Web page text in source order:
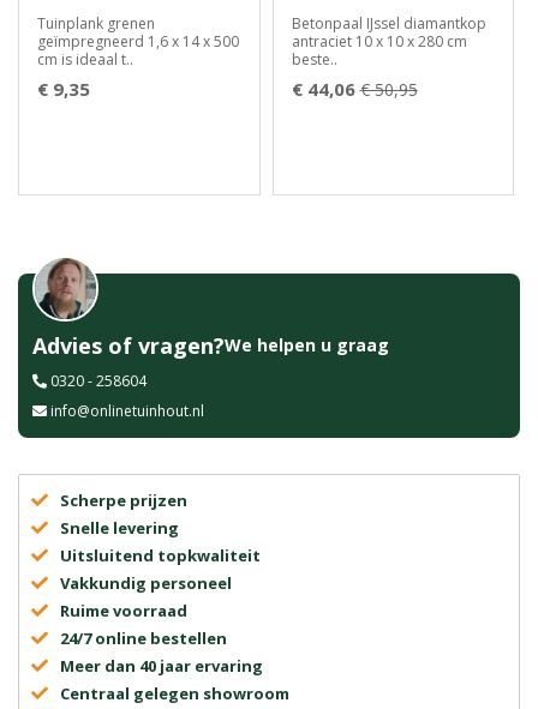
Tuinplank grenen
geïmpregneerd 1,6 x 14 x 500
cm is ideaal t..
€ 9,35
Betonpaal IJssel diamantkop
antraciet 10 x 10 x 280 cm
beste..
€ 44,06 € 50,95
Advies of vragen?We helpen u graag
0320 - 258604
info@onlinetuinhout.nl
Scherpe prijzen
Snelle levering
Uitsluitend topkwaliteit
Vakkundig personeel
Ruime voorraad
24/7 online bestellen
Meer dan 40 jaar ervaring
Centraal gelegen showroom